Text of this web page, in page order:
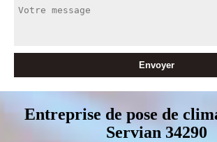
Entreprise de pose de
Servian 34290